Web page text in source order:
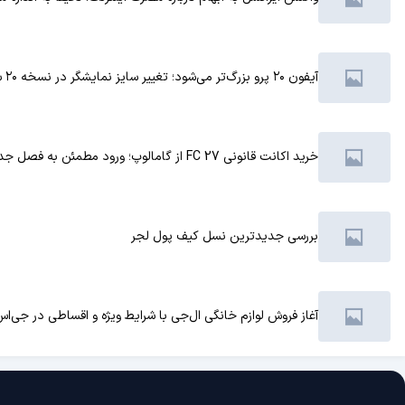
آیفون ۲۰ پرو بزرگ‌تر می‌شود؛ تغییر سایز نمایشگر در نسخه ۲۰ سالگی آیفون
خرید اکانت قانونی FC 27 از گامالوپ؛ ورود مطمئن به فصل جدید فوتبال
بررسی جدیدترین نسل کیف پول لجر
آغاز فروش لوازم خانگی ال‌جی با شرایط ویژه و اقساطی در